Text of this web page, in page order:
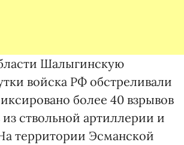
Шалыгинскую
войска РФ обстреливали
более 40 взрывов
ствольной артиллерии и
территории Эсманской